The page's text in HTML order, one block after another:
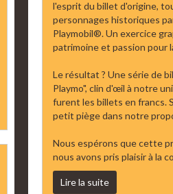
l'esprit du billet d'origine,
personnages historiques
Playmobil®. Un exercice
patrimoine et passion pour
Le résultat ? Une série de
Playmo", clin d'œil à notre
furent les billets en francs.
petit piège dans notre
Nous espérons que cette
nous avons pris plaisir à la
Lire la suite